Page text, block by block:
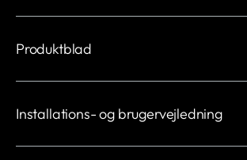
Produktblad
Installations- og brugervejledning